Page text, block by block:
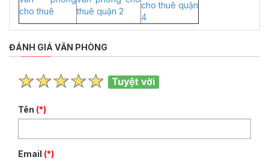
cho thuê
thuê quận 2
cho thuê quận
4
ĐÁNH GIÁ VĂN PHÒNG
Tuyệt vời
Tên (*)
Email (*)